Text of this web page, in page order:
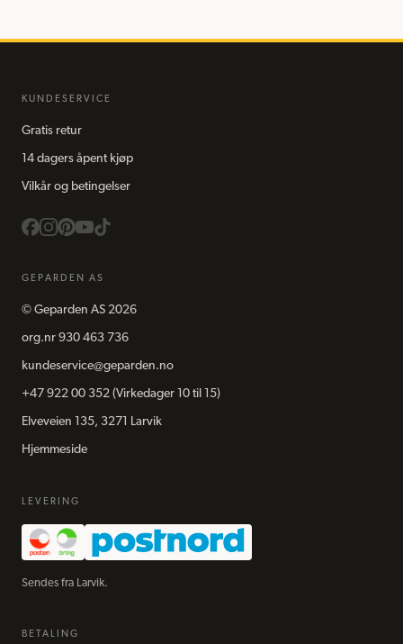
KUNDESERVICE
Gratis retur
14 dagers åpent kjøp
Vilkår og betingelser
GEPARDEN AS
© Geparden AS 2026
org.nr 930 463 736
kundeservice@geparden.no
+47 922 00 352 (Virkedager 10 til 15)
Elveveien 135, 3271 Larvik
Hjemmeside
LEVERING
Sendes fra Larvik.
BETALING